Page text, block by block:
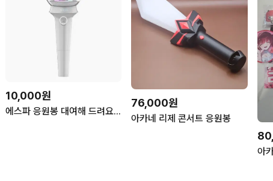
10,000원
에스파 응원봉 대여해 드려요(마감)
76,000원
아카네 리제 콘서트 응원봉